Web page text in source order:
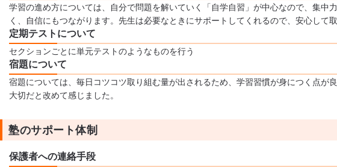
学習の進め方については、自分で問題を解いていく「自学自習」が中心なので、集
く、自信にもつながります。先生は必要なときにサポートしてくれるので、安心して
定期テストについて
セクションごとに単元テストのようなものを行う
宿題について
宿題については、毎日コツコツ取り組む量が出されるため、学習習慣が身につく点
大切だと改めて感じました。
塾のサポート体制
保護者への連絡手段